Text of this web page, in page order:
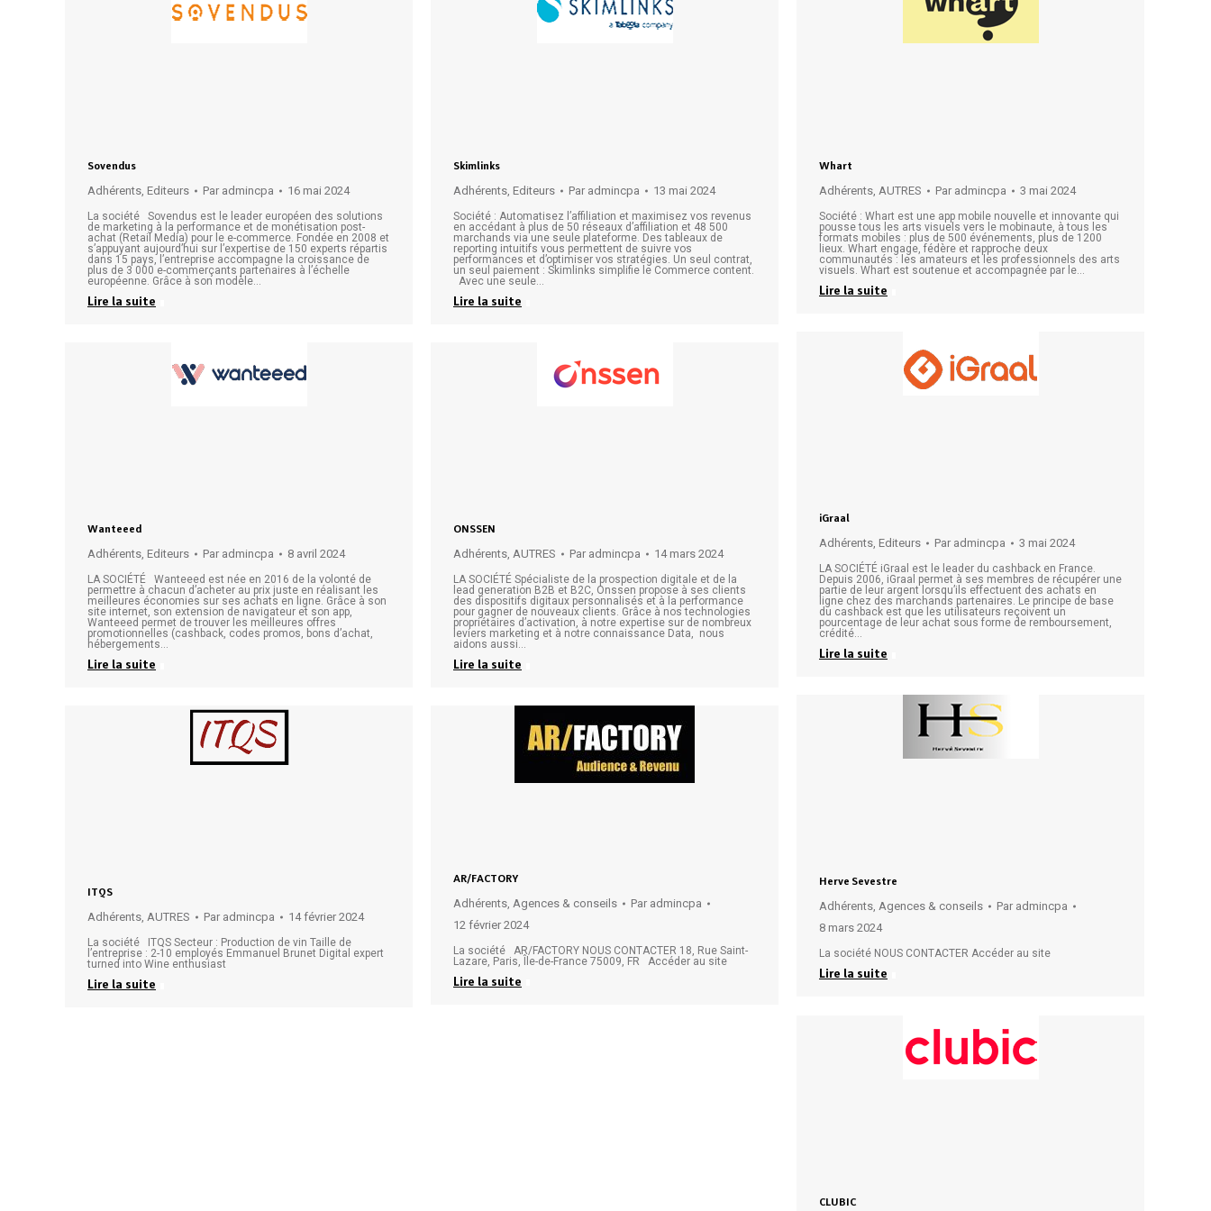
Sovendus
Adhérents, Editeurs Par admincpa 16 mai 2024
La société Sovendus est le leader européen des solutions
de marketing à la performance et de monétisation post-
achat (Retail Media) pour le e-commerce. Fondée en 2008 et
s’appuyant aujourd’hui sur l’expertise de 150 experts répartis
dans 15 pays, l’entreprise accompagne la croissance de
plus de 3 000 e-commerçants partenaires à l’échelle
européenne. Grâce à son modèle…
Lire la suite
Skimlinks
Adhérents, Editeurs Par admincpa 13 mai 2024
Société : Automatisez l’affiliation et maximisez vos revenus
en accédant à plus de 50 réseaux d’affiliation et 48 500
marchands via une seule plateforme. Des tableaux de
reporting intuitifs vous permettent de suivre vos
performances et d’optimiser vos stratégies. Un seul contrat,
un seul paiement : Skimlinks simplifie le Commerce content.
Avec une seule…
Lire la suite
Whart
Adhérents, AUTRES Par admincpa 3 mai 2024
Société : Whart est une app mobile nouvelle et innovante qui
pousse tous les arts visuels vers le mobinaute, à tous les
formats mobiles : plus de 500 événements, plus de 1200
lieux. Whart engage, fédère et rapproche deux
communautés : les amateurs et les professionnels des arts
visuels. Whart est soutenue et accompagnée par le…
Lire la suite
iGraal
Adhérents, Editeurs Par admincpa 3 mai 2024
LA SOCIÉTÉ iGraal est le leader du cashback en France.
Depuis 2006, iGraal permet à ses membres de récupérer une
partie de leur argent lorsqu’ils effectuent des achats en
ligne chez des marchands partenaires. Le principe de base
du cashback est que les utilisateurs reçoivent un
pourcentage de leur achat sous forme de remboursement,
crédité…
Lire la suite
Wanteeed
Adhérents, Editeurs Par admincpa 8 avril 2024
LA SOCIÉTÉ Wanteeed est née en 2016 de la volonté de
permettre à chacun d’acheter au prix juste en réalisant les
meilleures économies sur ses achats en ligne. Grâce à son
site internet, son extension de navigateur et son app,
Wanteeed permet de trouver les meilleures offres
promotionnelles (cashback, codes promos, bons d’achat,
hébergements…
Lire la suite
ONSSEN
Adhérents, AUTRES Par admincpa 14 mars 2024
LA SOCIÉTÉ Spécialiste de la prospection digitale et de la
lead generation B2B et B2C, Onssen propose à ses clients
des dispositifs digitaux personnalisés et à la performance
pour gagner de nouveaux clients. Grâce à nos technologies
propriétaires d’activation, à notre expertise sur de nombreux
leviers marketing et à notre connaissance Data, nous
aidons aussi…
Lire la suite
Herve Sevestre
Adhérents, Agences & conseils Par admincpa
8 mars 2024
La société NOUS CONTACTER Accéder au site
Lire la suite
ITQS
Adhérents, AUTRES Par admincpa 14 février 2024
La société ITQS Secteur : Production de vin Taille de
l’entreprise : 2-10 employés Emmanuel Brunet Digital expert
turned into Wine enthusiast
Lire la suite
AR/FACTORY
Adhérents Agences & conseils Par admincpa
12 février 2024
La société AR/FACTORY NOUS CONTACTER 18, Rue Saint-
Lazare, Paris, Île-de-France 75009, FR Accéder au site
Lire la suite
CLUBIC